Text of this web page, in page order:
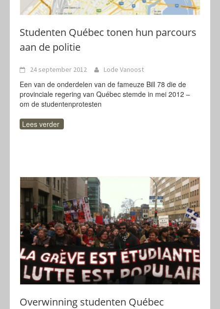
Studenten Québec tonen hun parcours
aan de politie
24 september 2012 Lode Vanoost
Een van de onderdelen van de fameuze Bill 78 die de
provinciale regering van Québec stemde in mei 2012 –
om de studentenprotesten
Lees verder
Overwinning studenten Québec